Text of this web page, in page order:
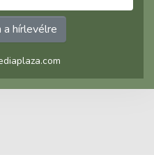
a hírlevélre